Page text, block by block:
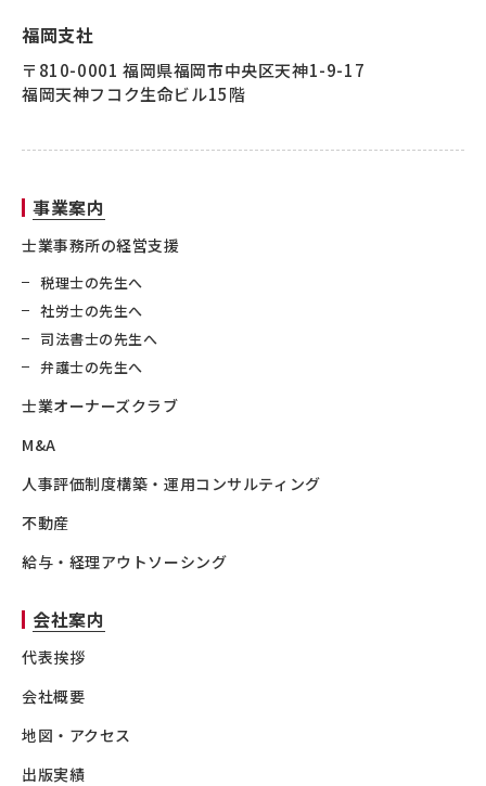
福岡支社
〒810-0001 福岡県福岡市中央区天神1-9-17
福岡天神フコク生命ビル15階
事業案内
士業事務所の経営支援
税理士の先生へ
社労士の先生へ
司法書士の先生へ
弁護士の先生へ
士業オーナーズクラブ
M&A
人事評価制度構築・運用コンサルティング
不動産
給与・経理アウトソーシング
会社案内
代表挨拶
会社概要
地図・アクセス
出版実績